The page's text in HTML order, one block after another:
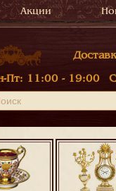
Акции
Пт: 11:00 - 19:00